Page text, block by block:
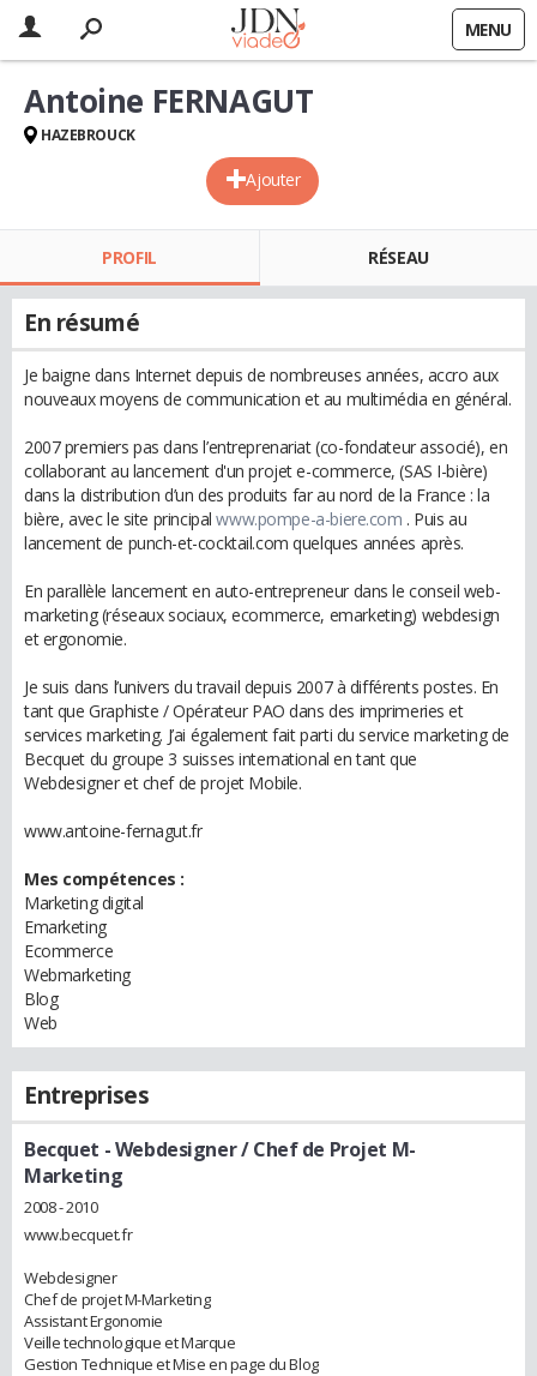
MENU
Ajouter
Antoine FERNAGUT
HAZEBROUCK
PROFIL RÉSEAU
En résumé
Je baigne dans Internet depuis de nombreuses années, accro aux
nouveaux moyens de communication et au multimédia en général.
2007 premiers pas dans l’entreprenariat (co-fondateur associé), en
collaborant au lancement d'un projet e-commerce, (SAS I-bière)
dans la distribution d’un des produits far au nord de la France : la
bière, avec le site principalwww.pompe-a-biere.com . Puis au
lancement de punch-et-cocktail.com quelques années après.
En parallèle lancement en auto-entrepreneur dans le conseil web-
marketing (réseaux sociaux, ecommerce, emarketing) webdesign
et ergonomie.
Je suis dans l’univers du travail depuis 2007 à différents postes. En
tant que Graphiste / Opérateur PAO dans des imprimeries et
services marketing. J’ai également fait parti du service marketing de
Becquet du groupe 3 suisses international en tant que
Webdesigner et chef de projet Mobile.
www.antoine-fernagut.fr
Mes compétences :
Marketing digital
Emarketing
Ecommerce
Webmarketing
Blog
Web
Entreprises
Becquet - Webdesigner / Chef de Projet M-
Marketing
2008 - 2010
www.becquet.fr
Webdesigner
Chef de projet M-Marketing
Assistant Ergonomie
Veille technologique et Marque
Gestion Technique et Mise en page du Blog